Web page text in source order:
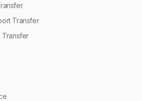
Transfer
Transfer